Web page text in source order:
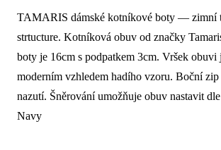
Popis produktu Tamaris
TAMARIS dámské kotníkové boty — zimní
strtucture. Kotníková obuv od značky
boty je 16cm s podpatkem 3cm. Vršek obuvi
moderním vzhledem hadího vzoru. Boční
nazutí. Šněrování umožňuje obuv nastavit
Navy